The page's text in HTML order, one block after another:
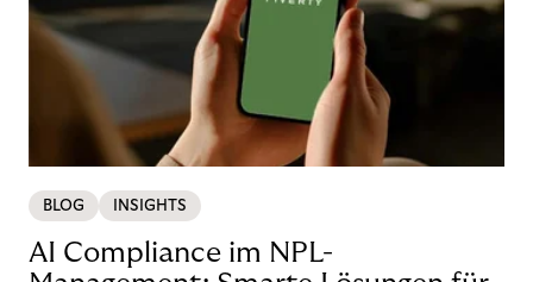
BLOG INSIGHTS
AI Compliance im NPL-